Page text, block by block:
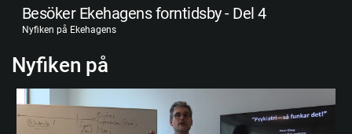
Besöker Ekehagens forntidsby - Del 4
Nyfiken på Ekehagens
Nyfiken på